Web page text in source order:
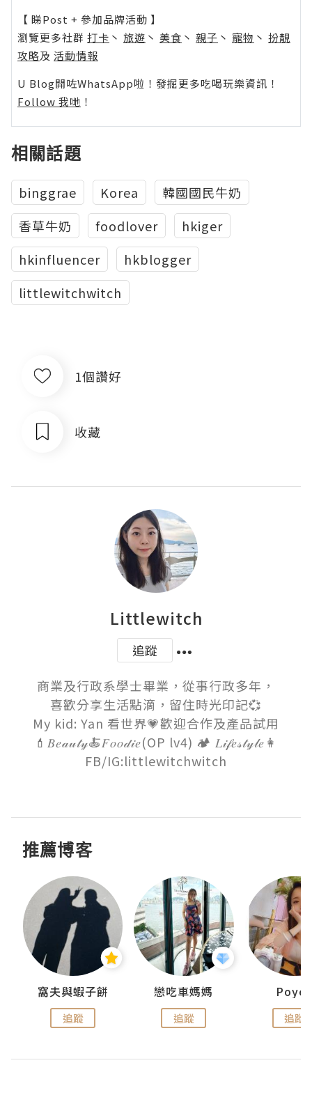
【 睇Post + 參加品牌活動 】
瀏覽更多社群 打卡 丶 旅遊 丶 美食 丶 親子 丶 寵物 丶 扮靚
攻略及 活動情報
U Blog開咗WhatsApp啦！發掘更多吃喝玩樂資訊！
Follow 我哋 ！
相關話題
binggrae Korea
韓國國民牛奶
香草牛奶
foodlover
hkiger
hkinfluencer
hkblogger
littlewitchwitch
1個讚好
收藏
Littlewitch
追蹤
商業及行政系學士畢業，從事行政多年，
喜歡分享生活點滴，留住時光印記💞
My kid: Yan 看世界💗歡迎合作及產品試用
💄𝐵𝑒𝒶𝓊𝓉𝓎🍝𝐹𝑜𝑜𝒹𝒾𝑒(OP lv4) 🏕 𝐿𝒾𝒻𝑒𝓈𝓉𝓎𝓁𝑒👩
FB/IG:littlewitchwitch
推薦博客
窩夫與蝦子餅
追蹤
戀吃車媽媽
追蹤 追蹤